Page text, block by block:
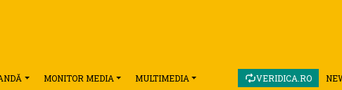
MONITOR MEDIA MULTIMEDIA
VERIDICA.RO